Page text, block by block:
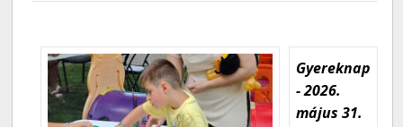
Gyereknap
- 2026.
május 31.